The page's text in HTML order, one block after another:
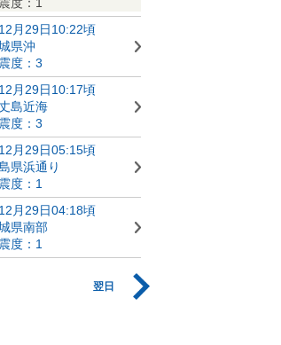
月29日10:22頃
県沖
度：3
月29日10:17頃
島近海
度：3
月29日05:15頃
県浜通り
度：1
月29日04:18頃
県南部
度：1
翌日